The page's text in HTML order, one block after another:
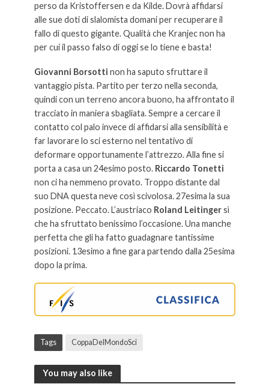
perso da Kristoffersen e da Kilde. Dovrà affidarsi
alle sue doti di slalomista domani per recuperare il
fallo di questo gigante. Qualità che Kranjec non ha
per cui il passo falso di oggi se lo tiene e basta!
Giovanni Borsotti non ha saputo sfruttare il
vantaggio pista. Partito per terzo nella seconda,
quindi con un terreno ancora buono, ha affrontato il
tracciato in maniera sbagliata. Sempre a cercare il
contatto col palo invece di affidarsi alla sensibilità e
far lavorare lo sci esterno nel tentativo di
deformare opportunamente l’attrezzo. Alla fine si
porta a casa un 24esimo posto. Riccardo Tonetti
non ci ha nemmeno provato. Troppo distante dal
suo DNA questa neve così scivolosa. 27esima la sua
posizione. Peccato. L’austriaco Roland Leitingersì
che ha sfruttato benissimo l’occasione. Una manche
perfetta che gli ha fatto guadagnare tantissime
posizioni. 13esimo a fine gara partendo dalla 25esima
dopo la prima.
Tags CoppaDelMondoSci
You may also like